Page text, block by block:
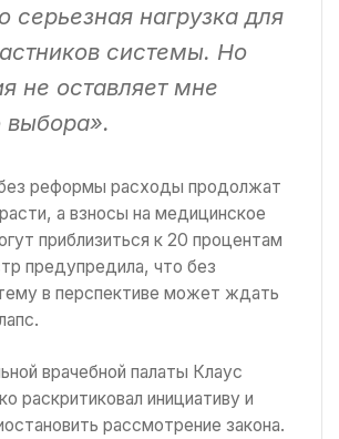
серьезная нагрузка для
системы. Но
не оставляет мне
выбора».
реформы расходы продолжат
а взносы на медицинское
приблизиться к 20 процентам
предупредила, что без
в перспективе может ждать
врачебной палаты Клаус
раскритиковал инициативу и
рассмотрение закона.